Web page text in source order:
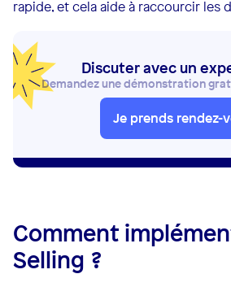
rapide, et cela aide à raccourcir les
Discuter avec un
Demandez une démonstration
Je prends rendez-
Comment
Selling ?